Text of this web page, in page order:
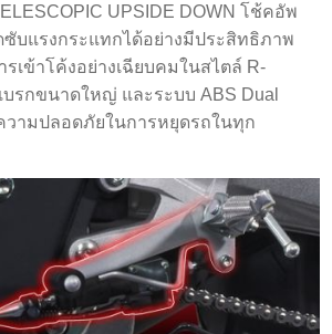
UPSIDE DOWN โช้คอัพ
บแรงกระแทกได้อย่างมีประสิทธิภาพ
เข้าโค้งอย่างเฉียบคมในสไตล์ R-
รกขนาดใหญ่ และระบบ ABS Dual
วามปลอดภัยในการหยุดรถในทุก